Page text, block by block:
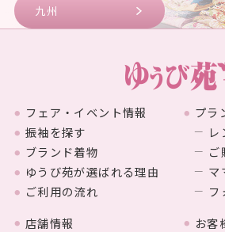
九州
フェア・イベント情報
振袖を探す
ブランド着物
ゆうび苑が選ばれる理由
ご利用の流れ
プラ
ご
マ
フ
店舗情報
お客